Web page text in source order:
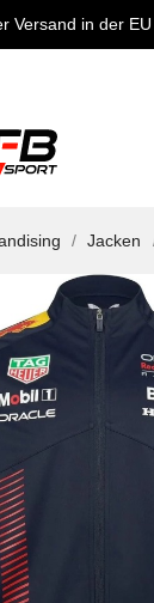
Versand in der
Jacken